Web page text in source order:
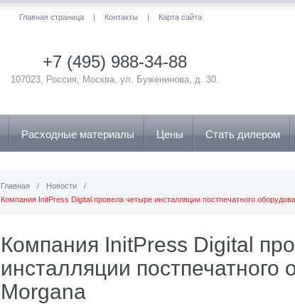
Главная страница | Контакты | Карта сайта
+7 (495) 988-34-88
107023, Россия, Москва, ул. Буженинова, д. 30.
Расходные материалы Цены Стать дилером
Главная / Новости
/
Компания InitPress Digital провела четыре инсталляции постпечатного
Компания InitPress Digital
инсталляции постпечатного
Morgana